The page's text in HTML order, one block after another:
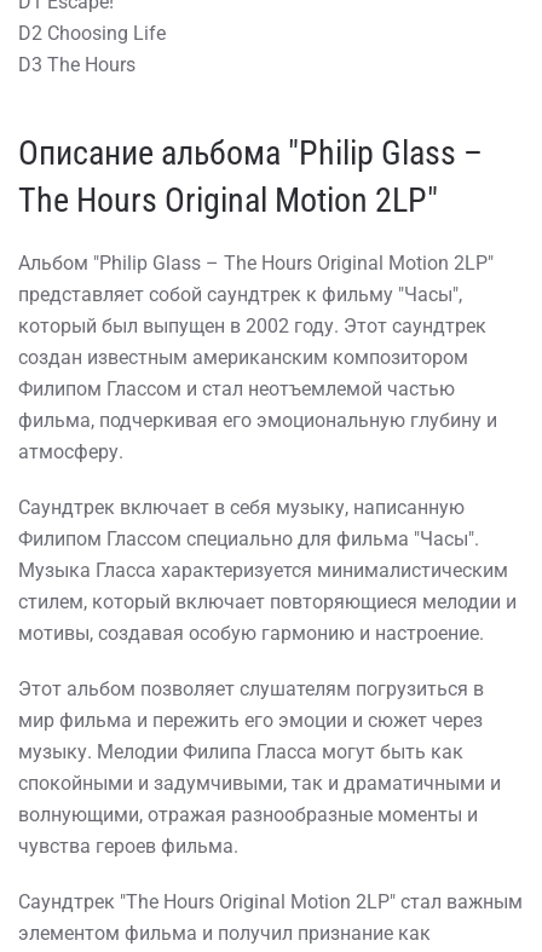
D2 Choosing Life
D3 The Hours
Описание альбома "Philip Glass –
The Hours Original Motion 2LP"
Альбом "Philip Glass – The Hours Original Motion 2LP"
представляет собой саундтрек к фильму "Часы",
который был выпущен в 2002 году. Этот саундтрек
создан известным американским композитором
Филипом Глассом и стал неотъемлемой частью
фильма, подчеркивая его эмоциональную глубину и
атмосферу.
Саундтрек включает в себя музыку, написанную
Филипом Глассом специально для фильма "Часы".
Музыка Гласса характеризуется минималистическим
стилем, который включает повторяющиеся мелодии и
мотивы, создавая особую гармонию и настроение.
Этот альбом позволяет слушателям погрузиться в
мир фильма и пережить его эмоции и сюжет через
музыку. Мелодии Филипа Гласса могут быть как
спокойными и задумчивыми, так и драматичными и
волнующими, отражая разнообразные моменты и
чувства героев фильма.
Саундтрек "The Hours Original Motion 2LP" стал важным
элементом фильма и получил признание как